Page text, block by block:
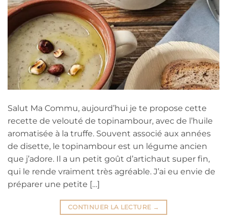
Salut Ma Commu, aujourd’hui je te propose cette
recette de velouté de topinambour, avec de l’huile
aromatisée à la truffe. Souvent associé aux années
de disette, le topinambour est un légume ancien
que j’adore. Il a un petit goût d’artichaut super fin,
qui le rende vraiment très agréable. J’ai eu envie de
préparer une petite […]
CONTINUER LA LECTURE →